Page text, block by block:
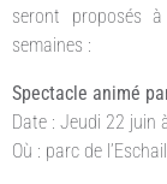
seront proposés à
semaines :
Spectacle animé
Date : Jeudi 22 juin
Où : parc de